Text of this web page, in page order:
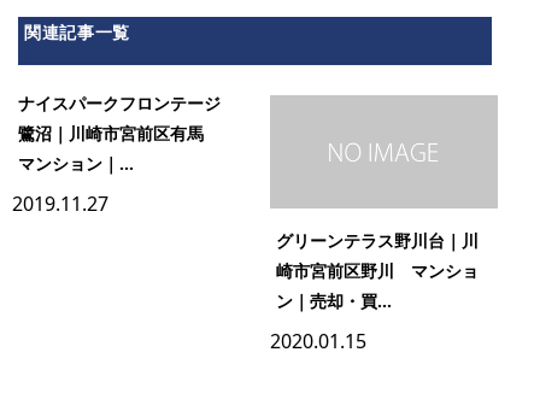
関連記事一覧
ナイスパークフロンテージ
鷺沼｜川崎市宮前区有馬
マンション｜...
2019.11.27
グリーンテラス野川台｜川
崎市宮前区野川 マンショ
ン｜売却・買...
2020.01.15